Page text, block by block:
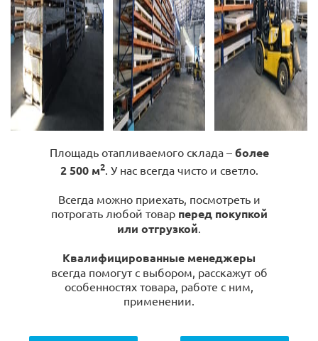
Площадь отапливаемого склада – более
2 500 м2. У нас всегда чисто и светло.
Всегда можно приехать, посмотреть и
потрогать любой товар перед покупкой
или отгрузкой.
Квалифицированные менеджеры
всегда помогут с выбором, расскажут об
особенностях товара, работе с ним,
применении.